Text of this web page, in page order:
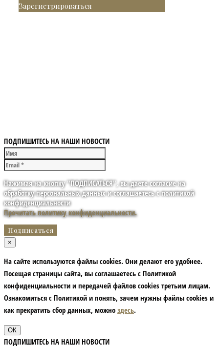
Зарегистрироваться
ПОДПИШИТЕСЬ НА НАШИ НОВОСТИ
Нажимая на кнопку "ПОДПИСАТЬСЯ", вы даете согласие на
обработку персональных данных и соглашаетесь с политикой
конфиденциальности
Прочитать политику конфиденциальности.
×
На сайте используются файлы cookies. Они делают его удобнее.
Посещая страницы сайта, вы соглашаетесь с Политикой
конфиденциальности и передачей файлов cookies третьим лицам.
Ознакомиться с Политикой и понять, зачем нужны файлы сookies и
как прекратить сбор данных, можно здесь.
ОК
ПОДПИШИТЕСЬ НА НАШИ НОВОСТИ